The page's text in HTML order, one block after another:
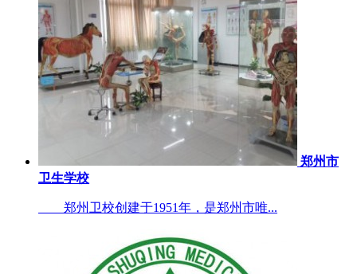
郑州市
卫生学校
郑州卫校创建于1951年，是郑州市唯...